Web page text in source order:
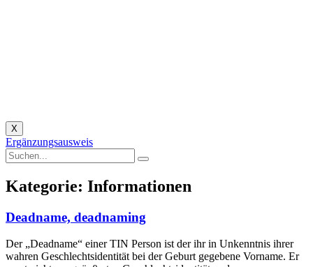
X
Ergänzungsausweis
Kategorie: Informationen
Deadname, deadnaming
Der „Deadname“ einer TIN Person ist der ihr in Unkenntnis ihrer
wahren Geschlechtsidentität bei der Geburt gegebene Vorname. Er